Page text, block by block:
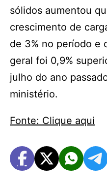
sólidos aumentou
crescimento de
de 3% no período e
geral foi 0,9%
julho do ano
ministério.
Fonte: Clique aqui